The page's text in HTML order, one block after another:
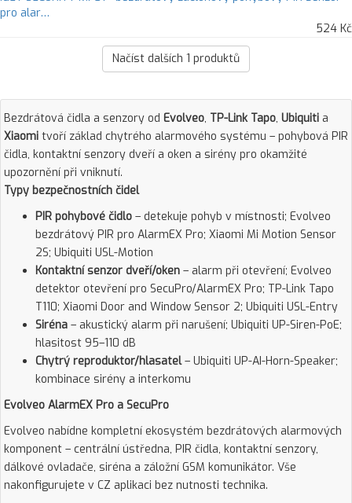
pro alar…
524 Kč
Načíst dalších 1 produktů
Bezdrátová čidla a senzory od Evolveo, TP-Link Tapo, Ubiquiti a
Xiaomi tvoří základ chytrého alarmového systému – pohybová PIR
čidla, kontaktní senzory dveří a oken a sirény pro okamžité
upozornění při vniknutí.
Typy bezpečnostních čidel
PIR pohybové čidlo – detekuje pohyb v místnosti; Evolveo
bezdrátový PIR pro AlarmEX Pro; Xiaomi Mi Motion Sensor
2S; Ubiquiti USL-Motion
Kontaktní senzor dveří/oken – alarm při otevření; Evolveo
detektor otevření pro SecuPro/AlarmEX Pro; TP-Link Tapo
T110; Xiaomi Door and Window Sensor 2; Ubiquiti USL-Entry
Siréna – akustický alarm při narušení; Ubiquiti UP-Siren-PoE;
hlasitost 95–110 dB
Chytrý reproduktor/hlasatel– Ubiquiti UP-AI-Horn-Speaker;
kombinace sirény a interkomu
Evolveo AlarmEX Pro a SecuPro
Evolveo nabídne kompletní ekosystém bezdrátových alarmových
komponent – centrální ústředna, PIR čidla, kontaktní senzory,
dálkové ovladače, siréna a záložní GSM komunikátor. Vše
nakonfigurujete v CZ aplikaci bez nutnosti technika.